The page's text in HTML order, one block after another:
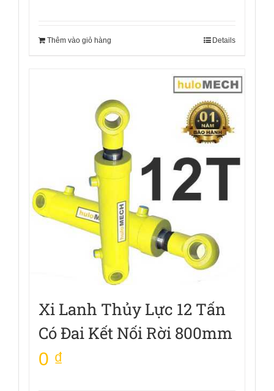
Thêm vào giỏ hàng Details
Xi Lanh Thủy Lực 12 Tấn
Có Đai Kết Nối Rời 800mm
0 ₫